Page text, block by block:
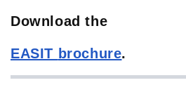
Download the
EASIT brochure.